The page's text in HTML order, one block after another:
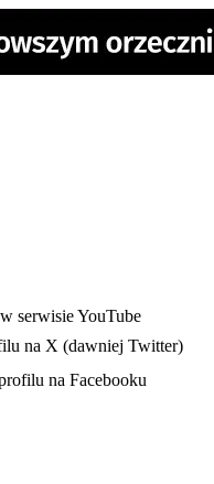
serwisie YouTube
na X (dawniej Twitter)
na Facebooku